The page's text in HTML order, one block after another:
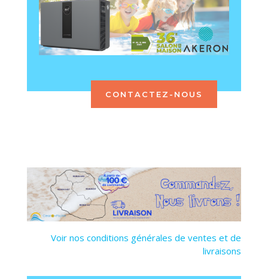
CONTACTEZ-NOUS
Voir nos conditions générales de ventes et de
livraisons